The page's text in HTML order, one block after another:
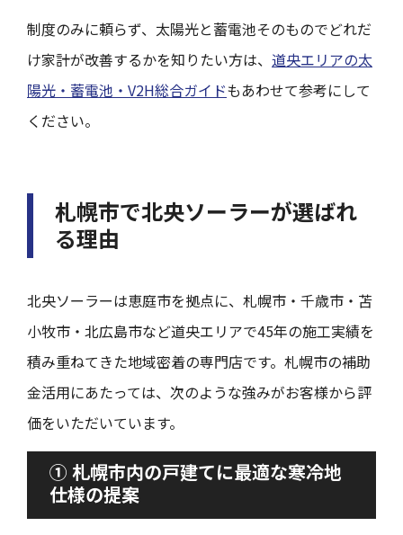
制度のみに頼らず、太陽光と蓄電池そのものでどれだ
け家計が改善するかを知りたい方は、 道央エリアの太
陽光・蓄電池・V2H総合ガイドもあわせて参考にして
ください。
札幌市で北央ソーラーが選ばれ
る理由
北央ソーラーは恵庭市を拠点に、札幌市・千歳市・苫
小牧市・北広島市など道央エリアで45年の施工実績を
積み重ねてきた地域密着の専門店です。札幌市の補助
金活用にあたっては、次のような強みがお客様から評
価をいただいています。
① 札幌市内の戸建てに最適な寒冷地
仕様の提案